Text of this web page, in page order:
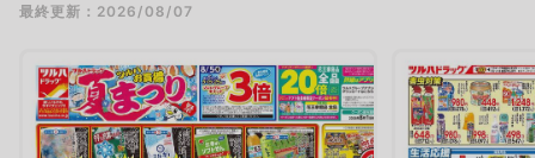
最終更新：2026/08/07